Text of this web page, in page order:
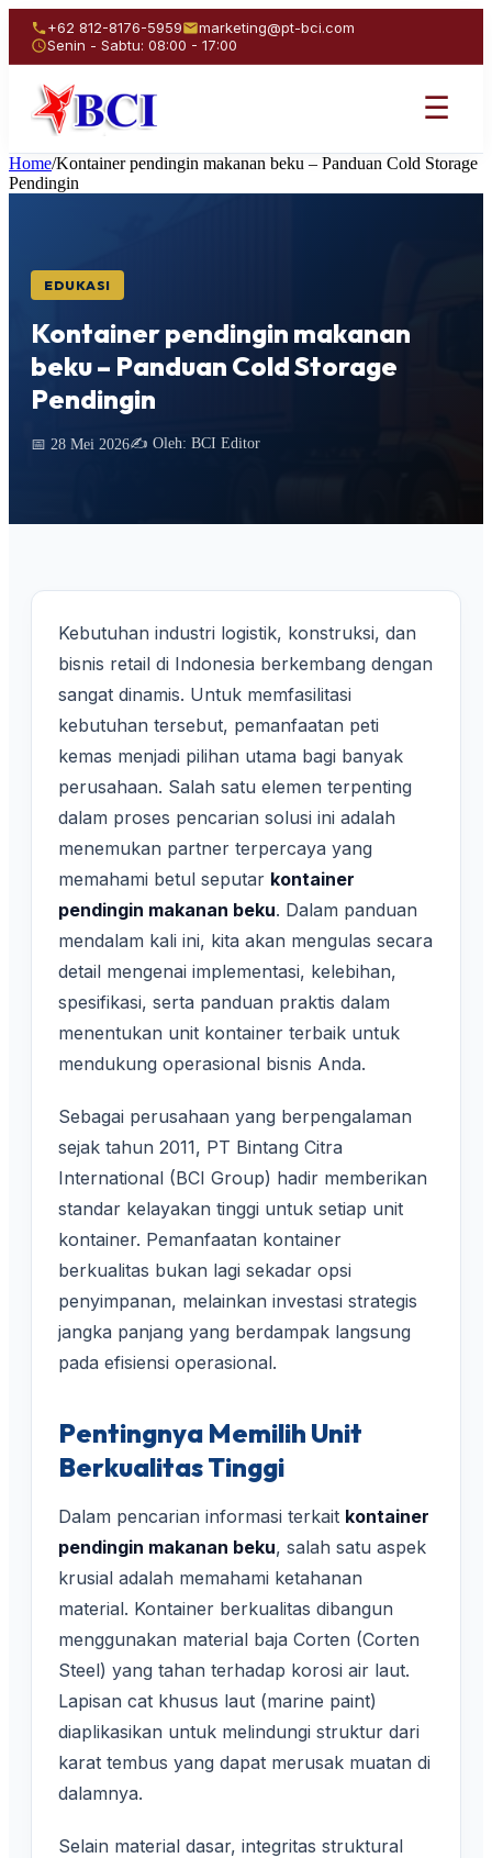
+62 812-8176-5959
marketing@pt-bci.com
Senin - Sabtu: 08:00 - 17:00
☰
Home/Kontainer pendingin makanan beku – Panduan Cold Storage
Pendingin
EDUKASI
Kontainer pendingin makanan
beku – Panduan Cold Storage
Pendingin
📅 28 Mei 2026✍️ Oleh: BCI Editor
Kebutuhan industri logistik, konstruksi, dan
bisnis retail di Indonesia berkembang dengan
sangat dinamis. Untuk memfasilitasi
kebutuhan tersebut, pemanfaatan peti
kemas menjadi pilihan utama bagi banyak
perusahaan. Salah satu elemen terpenting
dalam proses pencarian solusi ini adalah
menemukan partner terpercaya yang
memahami betul seputar kontainer
pendingin makanan beku. Dalam panduan
mendalam kali ini, kita akan mengulas secara
detail mengenai implementasi, kelebihan,
spesifikasi, serta panduan praktis dalam
menentukan unit kontainer terbaik untuk
mendukung operasional bisnis Anda.
Sebagai perusahaan yang berpengalaman
sejak tahun 2011, PT Bintang Citra
International (BCI Group) hadir memberikan
standar kelayakan tinggi untuk setiap unit
kontainer. Pemanfaatan kontainer
berkualitas bukan lagi sekadar opsi
penyimpanan, melainkan investasi strategis
jangka panjang yang berdampak langsung
pada efisiensi operasional.
Pentingnya Memilih Unit
Berkualitas Tinggi
Dalam pencarian informasi terkait kontainer
pendingin makanan beku, salah satu aspek
krusial adalah memahami ketahanan
material. Kontainer berkualitas dibangun
menggunakan material baja Corten (Corten
Steel) yang tahan terhadap korosi air laut.
Lapisan cat khusus laut (marine paint)
diaplikasikan untuk melindungi struktur dari
karat tembus yang dapat merusak muatan di
dalamnya.
Selain material dasar, integritas struktural